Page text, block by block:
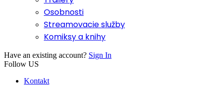
Osobnosti
Streamovacie služby
Komiksy a knihy
Have an existing account? Sign In
Follow US
Kontakt